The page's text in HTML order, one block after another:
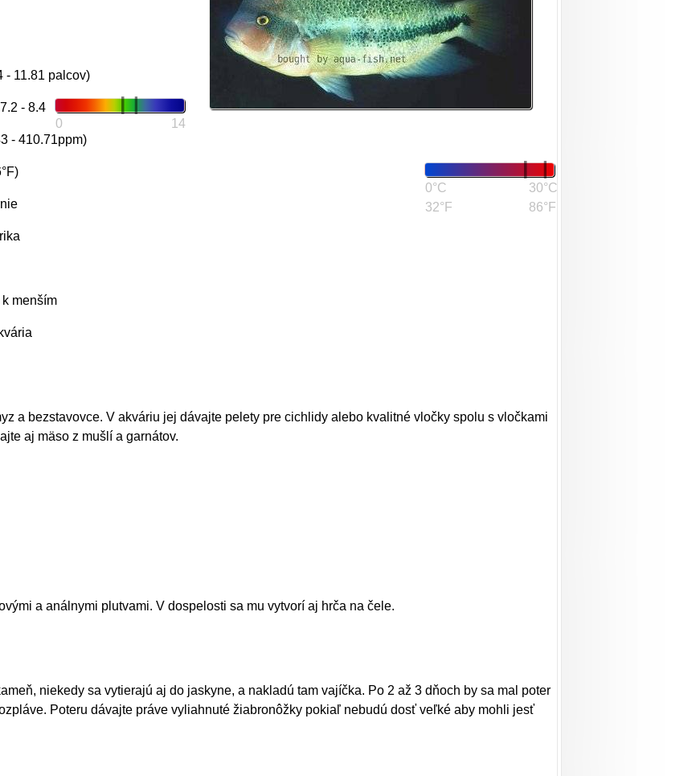
- 11.81 palcov)
0 14
- 8.4
- 410.71ppm)
0°C
32°F
30°C
86°F
menším
a bezstavovce. V akváriu jej dávajte pelety pre cichlidy alebo kvalitné vločky spolu s vločkami
aj mäso z mušlí a garnátov.
a análnymi plutvami. V dospelosti sa mu vytvorí aj hrča na čele.
niekedy sa vytierajú aj do jaskyne, a nakladú tam vajíčka. Po 2 až 3 dňoch by sa mal poter
Poteru dávajte práve vyliahnuté žiabronôžky pokiaľ nebudú dosť veľké aby mohli jesť